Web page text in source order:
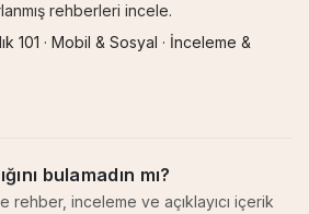
rehberleri incele.
101 · Mobil & Sosyal · İnceleme &
bulamadın mı?
rehber, inceleme ve açıklayıcı içerik